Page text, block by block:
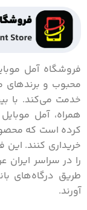
فروشگاه آمل
محبوب و برندهای
همراه، آمل
کرده است که
خریداری کنند.
را در سراسر ایران
طریق درگاه‌های
آورند.